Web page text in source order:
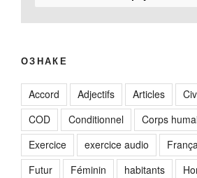
ОЗНАКЕ
Accord Adjectifs Articles
COD
Conditionnel Corps
Exercice
exercice audio
Futur
Féminin habitants